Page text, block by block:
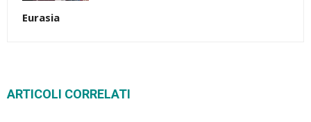
Eurasia
ARTICOLI CORRELATI